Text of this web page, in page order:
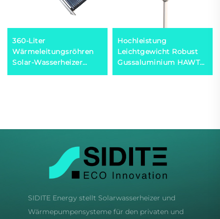
360-Liter
Wärmeleitungsröhren
Solar-Wasserheizer
Hochdruck Export nach
Hochleistung
Leichtgewicht Robust
Gussaluminium HAWT
Turbine Niedrige
SIDITE Energy stellt Solarwasserheizer und
Wärmepumpensysteme für den privaten und